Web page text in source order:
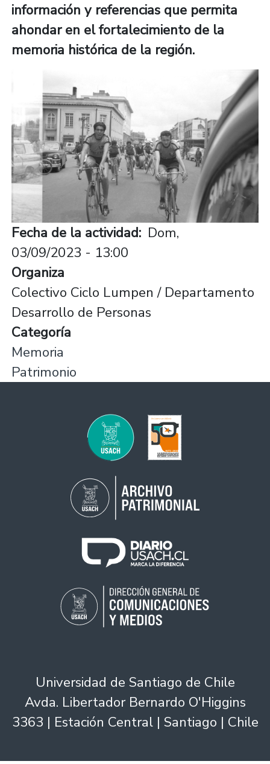
información y referencias que permita
ahondar en el fortalecimiento de la
memoria histórica de la región.
Fecha de la actividad Dom,
03/09/2023 - 13:00
Organiza
Colectivo Ciclo Lumpen / Departamento
Desarrollo de Personas
Categoría
Memoria
Patrimonio
Universidad de Santiago de Chile
Avda. Libertador Bernardo O'Higgins
3363 | Estación Central | Santiago | Chile